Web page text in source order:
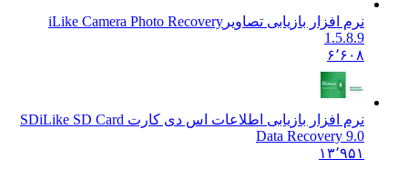
نرم افزار بازیابی تصاویرiLike Camera Photo Recovery
1.5.8.9
نرم افزار بازیابی اطلاعات اس دی کارت SD iLike SD Card
Data Recovery 9.0
۱۳٬۹۵۱